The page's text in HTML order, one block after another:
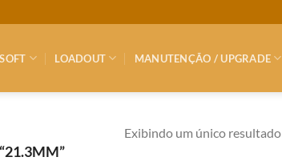
LOADOUT MANUTENÇÃO / UPGRADE
Exibindo um único resultado